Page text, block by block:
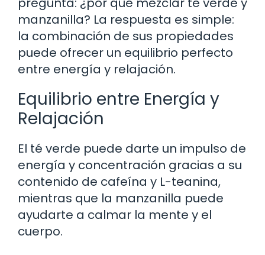
manzanilla? La respuesta es simple:
la combinación de sus propiedades
puede ofrecer un equilibrio perfecto
entre energía y relajación.
Equilibrio entre Energía y
Relajación
El té verde puede darte un impulso de
energía y concentración gracias a su
contenido de cafeína y L-teanina,
mientras que la manzanilla puede
ayudarte a calmar la mente y el
cuerpo.